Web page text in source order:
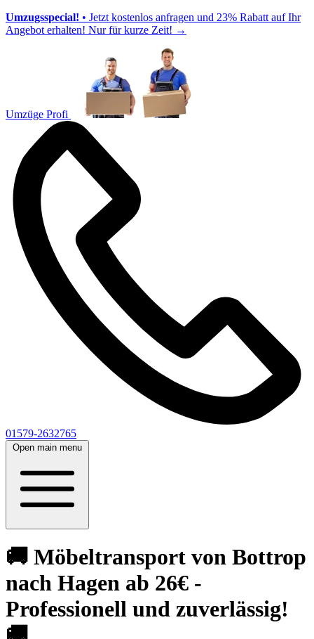
Umzugsspecial! • Jetzt kostenlos anfragen und 23% Rabatt auf Ihr
Angebot erhalten! Nur für kurze Zeit! →
Umzüge Profi
01579-2632765
Open main menu
🚚 Möbeltransport von Bottrop
nach Hagen ab 26€ -
Professionell und zuverlässig!